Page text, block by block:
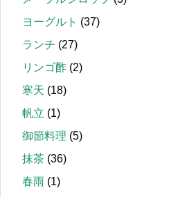
ヨーグルト (37)
ランチ (27)
リンゴ酢 (2)
寒天 (18)
帆立 (1)
御節料理 (5)
抹茶 (36)
春雨 (1)